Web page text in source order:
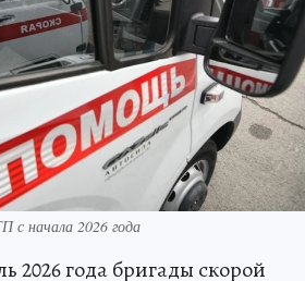
с начала 2026 года
2026 года бригады скорой